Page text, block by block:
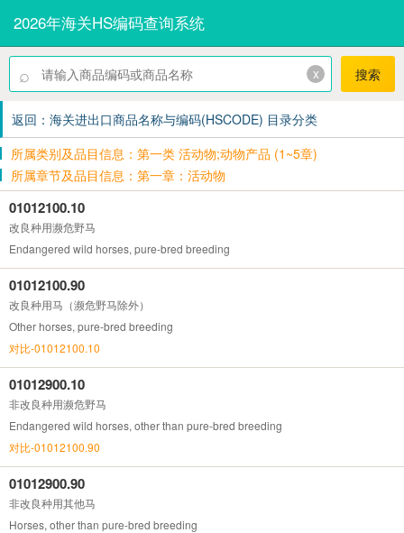
2026年海关HS编码查询系统
⌕ x 搜索
返回：海关进出口商品名称与编码(HSCODE) 目录分类
所属类别及品目信息：第一类 活动物;动物产品 (1~5章)
所属章节及品目信息：第一章：活动物
01012100.10
改良种用濒危野马
Endangered wild horses, pure-bred breeding
01012100.90
改良种用马（濒危野马除外）
Other horses, pure-bred breeding
对比-01012100.10
01012900.10
非改良种用濒危野马
Endangered wild horses, other than pure-bred breeding
对比-01012100.90
01012900.90
非改良种用其他马
Horses, other than pure-bred breeding